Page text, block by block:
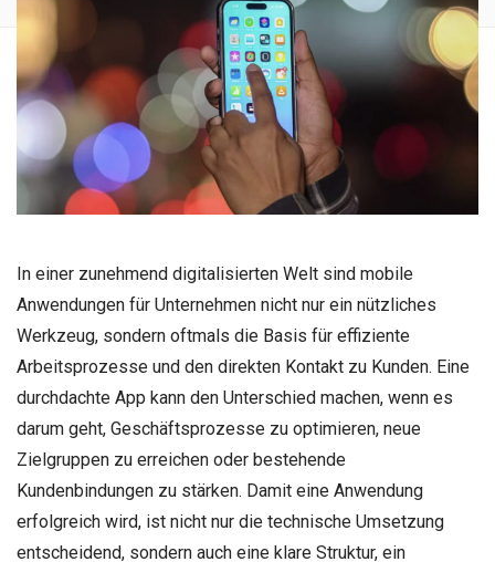
In einer zunehmend digitalisierten Welt sind mobile
Anwendungen für Unternehmen nicht nur ein nützliches
Werkzeug, sondern oftmals die Basis für effiziente
Arbeitsprozesse und den direkten Kontakt zu Kunden. Eine
durchdachte App kann den Unterschied machen, wenn es
darum geht, Geschäftsprozesse zu optimieren, neue
Zielgruppen zu erreichen oder bestehende
Kundenbindungen zu stärken. Damit eine Anwendung
erfolgreich wird, ist nicht nur die technische Umsetzung
entscheidend, sondern auch eine klare Struktur, ein